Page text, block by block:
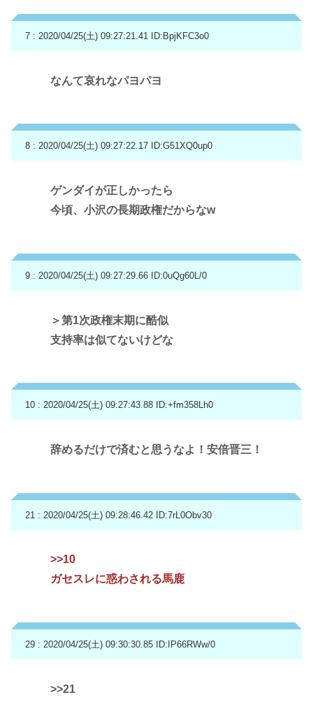
7 : 2020/04/25(土) 09:27:21.41 ID:BpjKFC3o0
なんて哀れなパヨパヨ
8 : 2020/04/25(土) 09:27:22.17 ID:G51XQ0up0
ゲンダイが正しかったら
今頃、小沢の長期政権だからなw
9 : 2020/04/25(土) 09:27:29.66 ID:0uQg60L/0
＞第1次政権末期に酷似
支持率は似てないけどな
10 : 2020/04/25(土) 09:27:43.88 ID:+fm358Lh0
辞めるだけで済むと思うなよ！安倍晋三！
21 : 2020/04/25(土) 09:28:46.42 ID:7rL0Obv30
>>10
ガセスレに惑わされる馬鹿
29 : 2020/04/25(土) 09:30:30.85 ID:IP66RWw/0
>>21